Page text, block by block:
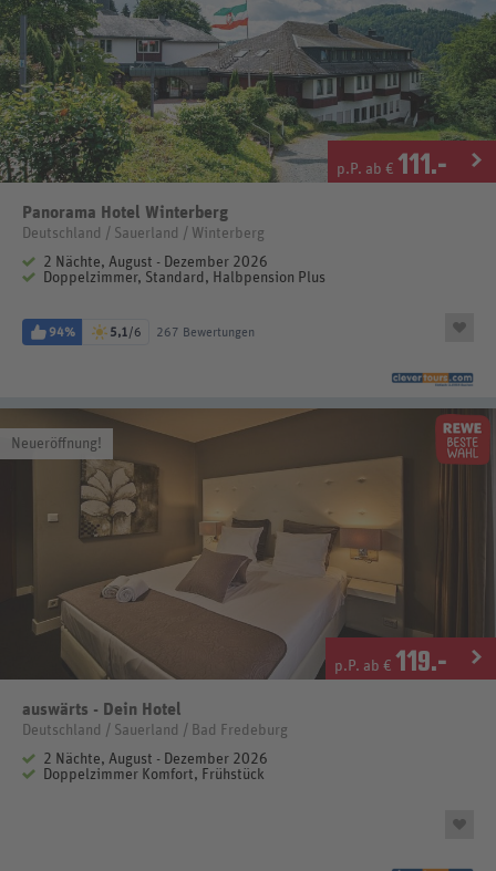
p.P. ab € 111.-
Panorama Hotel Winterberg
Deutschland / Sauerland / Winterberg
2 Nächte, August - Dezember 2026
Doppelzimmer, Standard, Halbpension Plus
94% 5,1/6 267 Bewertungen
Neueröffnung!
p.P. ab € 119.-
auswärts - Dein Hotel
Deutschland / Sauerland / Bad Fredeburg
2 Nächte, August - Dezember 2026
Doppelzimmer Komfort, Frühstück